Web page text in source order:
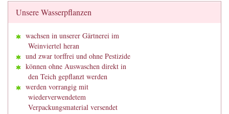
Unsere Wasserpflanzen
wachsen in unserer Gärtnerei im
Weinviertel heran
und zwar torffrei und ohne Pestizide
können ohne Auswaschen direkt in
den Teich gepflanzt werden
werden vorrangig mit
wiederverwendetem
Verpackungsmaterial versendet